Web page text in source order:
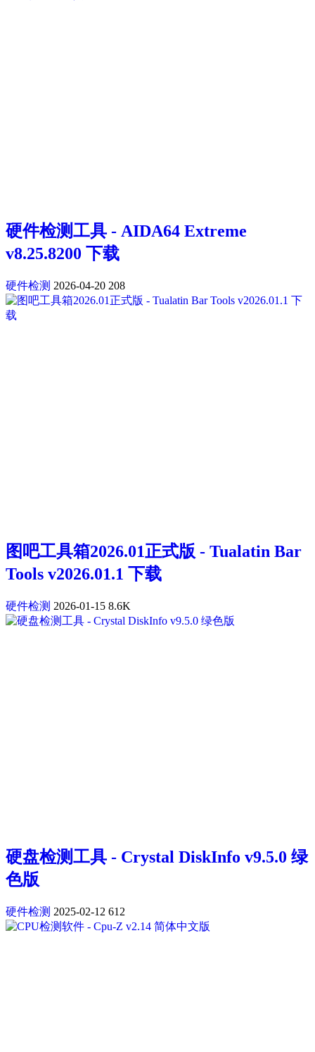
硬件检测工具 - AIDA64 Extreme
v8.25.8200 下载
硬件检测 2026-04-20 208
图吧工具箱2026.01正式版 - Tualatin Bar
Tools v2026.01.1 下载
硬件检测 2026-01-15 8.6K
硬盘检测工具 - Crystal DiskInfo v9.5.0 绿
色版
硬件检测 2025-02-12 612